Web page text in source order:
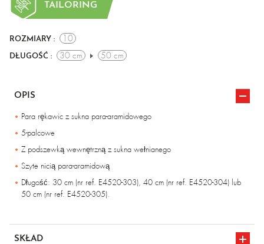
TAILORING
ROZMIARY : 10
DŁUGOŚĆ : 30 cm 50 cm
OPIS
Para rękawic z sukna para-aramidowego
5-palcowe
Z podszewką wewnętrzną z sukna wełnianego
Szyte nicią para-aramidową
Długość: 30 cm (nr ref. E4520-303), 40 cm (nr ref. E4520-304) lub
50 cm (nr ref. E4520-305).
SKŁAD